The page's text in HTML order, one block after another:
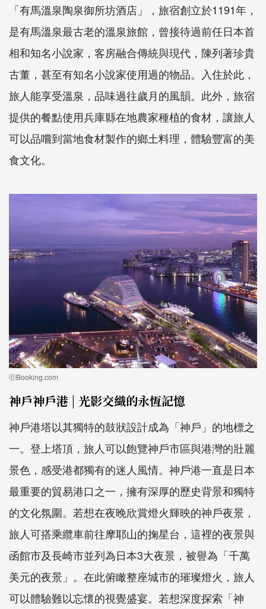
「有馬溫泉陶泉御所坊酒店」，旅宿創立於1191年，
是有馬溫泉最古老的溫泉旅館，曾接待過前任日本首
相和知名小說家，客房融合傳統與現代，陳列著珍貴
古董，甚至有知名小說家使用過的物品。入住於此，
旅人能享受溫泉，品味過往歲月的風韻。此外，旅宿
提供的餐點使用兵庫縣在地農家種植的食材，讓旅人
可以品嚐到當地食材製作的鄉土料理，體驗豐富的美
食文化。
ⓒBooking.com
神戶神戶港 | 光影交織的永恆記憶
神戶港塔以其獨特的鼓狀設計成為「神戶」的地標之
一。登上塔頂，旅人可以飽覽神戶市區與港灣的壯麗
景色，感受港都獨有的迷人風情。神戶港一直是日本
最重要的貿易港口之一，擁有深厚的歷史背景和獨特
的文化氛圍。若想在夜晚欣賞燈火輝映的神戶夜景，
旅人可搭乘纜車前往摩耶山的掬星台，這裡的夜景與
函館市及長崎市並列為日本3大夜景，被譽為「千萬
美元的夜景」。在此俯瞰整座城市的璀璨燈火，旅人
可以體驗難以忘懷的視覺盛宴。若想深度探索「神